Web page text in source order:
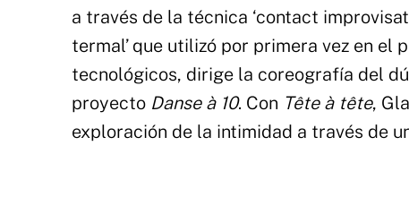
a través de la técnica ‘contact
termal’ que utilizó por primera vez en el
tecnológicos, dirige la coreografía del
proyecto Danse à 10. Con Tête à tête,
exploración de la intimidad a través de